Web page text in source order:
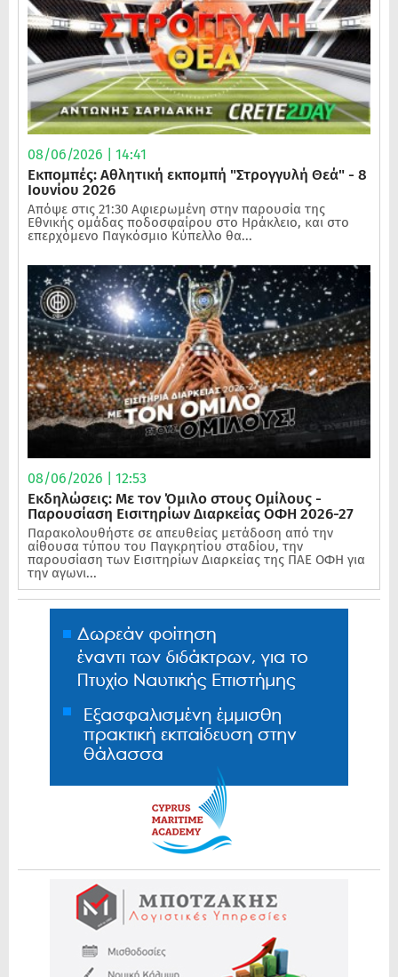
08/06/2026 | 14:41
Εκπομπές: Αθλητική εκπομπή "Στρογγυλή Θεά" - 8
Ιουνίου 2026
Απόψε στις 21:30 Αφιερωμένη στην παρουσία της
Εθνικής ομάδας ποδοσφαίρου στο Ηράκλειο, και στο
επερχόμενο Παγκόσμιο Κύπελλο θα...
08/06/2026 | 12:53
Εκδηλώσεις: Με τον Όμιλο στους Ομίλους -
Παρουσίαση Εισιτηρίων Διαρκείας ΟΦΗ 2026-27
Παρακολουθήστε σε απευθείας μετάδοση από την
αίθουσα τύπου του Παγκρητίου σταδίου, την
παρουσίαση των Εισιτηρίων Διαρκείας της ΠΑΕ ΟΦΗ για
την αγωνι...